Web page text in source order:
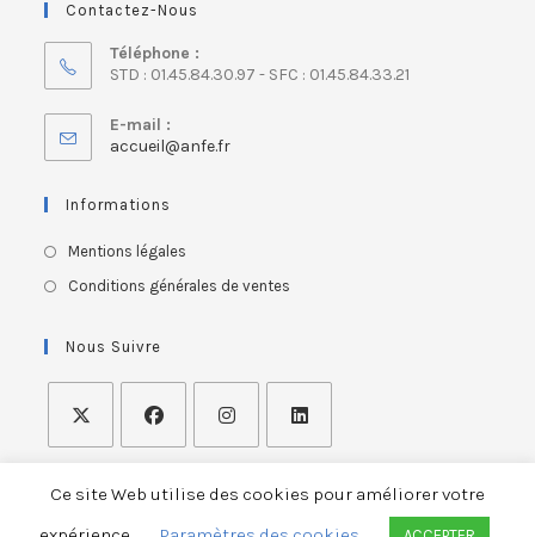
Contactez-Nous
Téléphone :
STD : 01.45.84.30.97 - SFC : 01.45.84.33.21
E-mail :
accueil@anfe.fr
Informations
Mentions légales
Conditions générales de ventes
Nous Suivre
Ce site Web utilise des cookies pour améliorer votre